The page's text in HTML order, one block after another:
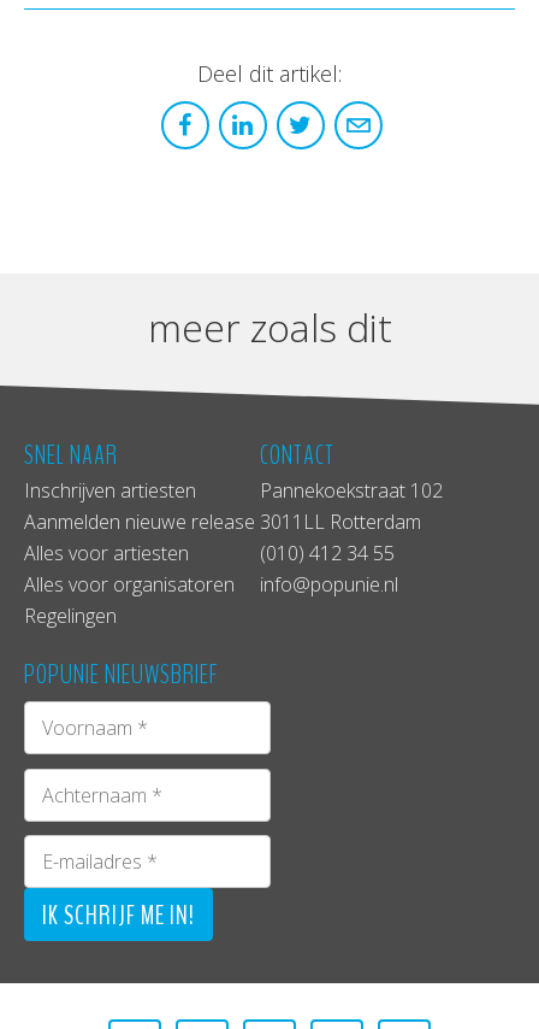
Deel dit artikel:
meer zoals dit
SNEL NAAR
Inschrijven artiesten
Aanmelden nieuwe release
Alles voor artiesten
Alles voor organisatoren
Regelingen
CONTACT
Pannekoekstraat 102
3011LL Rotterdam
(010) 412 34 55
info@popunie.nl
POPUNIE NIEUWSBRIEF